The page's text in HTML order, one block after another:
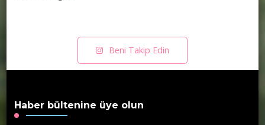
Beni Takip Edin
Haber bültenine üye olun